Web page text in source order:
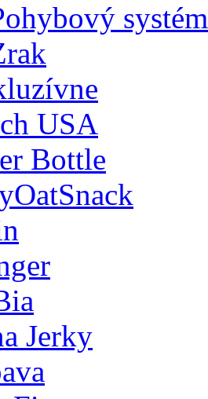
systém
USA
Bottle
Jerky